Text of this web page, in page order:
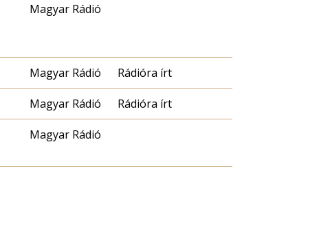
Magyar Rádió
Magyar Rádió Rádióra írt
Magyar Rádió Rádióra írt
Magyar Rádió